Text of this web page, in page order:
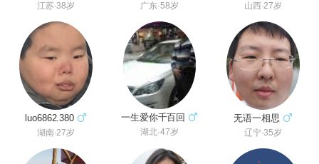
江苏·38岁 广东·58岁 山西·27岁
luo6862.380
湖南·27岁
一生爱你千百回
湖北·47岁
无语一相思
辽宁·35岁